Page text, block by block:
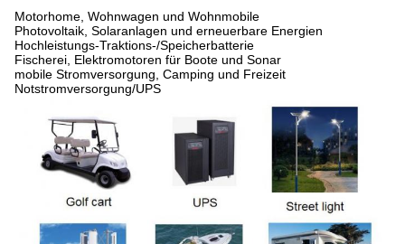
Motorhome, Wohnwagen und Wohnmobile
Photovoltaik, Solaranlagen und erneuerbare Energien
Hochleistungs-Traktions-/Speicherbatterie
Fischerei, Elektromotoren für Boote und Sonar
mobile Stromversorgung, Camping und Freizeit
Notstromversorgung/UPS